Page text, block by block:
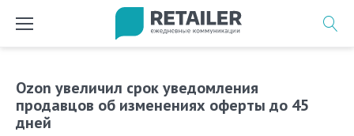
Ozon увеличил срок уведомления
продавцов об изменениях оферты до 45
дней